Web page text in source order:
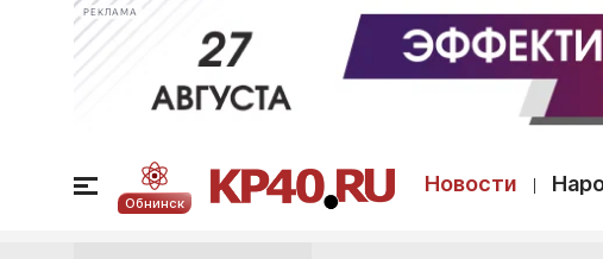
РЕКЛАМА
Обнинск
Новости